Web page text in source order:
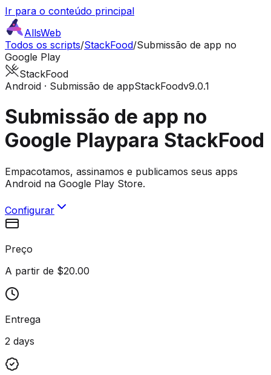
Ir para o conteúdo principal
AllsWeb
Todos os scripts/StackFood/Submissão de app no
Google Play
StackFood
Android · Submissão de appStackFoodv9.0.1
Submissão de app no
Google Playpara StackFood
Empacotamos, assinamos e publicamos seus apps
Android na Google Play Store.
Configurar
Preço
A partir de $20.00
Entrega
2 days